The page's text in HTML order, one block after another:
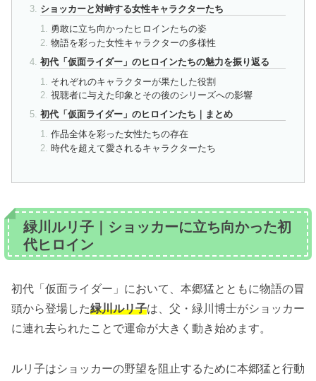
ショッカーと対峙する女性キャラクターたち
勇敢に立ち向かったヒロインたちの姿
物語を彩った女性キャラクターの多様性
初代「仮面ライダー」のヒロインたちの魅力を振り返る
それぞれのキャラクターが果たした役割
視聴者に与えた印象とその後のシリーズへの影響
初代「仮面ライダー」のヒロインたち｜まとめ
作品全体を彩った女性たちの存在
時代を超えて愛されるキャラクターたち
緑川ルリ子｜ショッカーに立ち向かった初
代ヒロイン
初代「仮面ライダー」において、本郷猛とともに物語の冒
頭から登場した緑川ルリ子は、父・緑川博士がショッカー
に連れ去られたことで運命が大きく動き始めます。
ルリ子はショッカーの野望を阻止するために本郷猛と行動